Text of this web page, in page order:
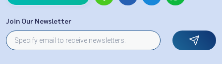
Join Our Newsletter